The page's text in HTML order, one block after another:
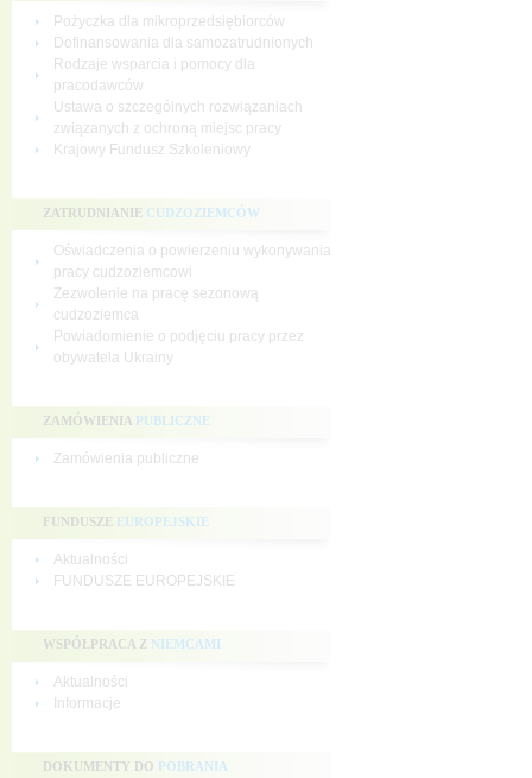
Pożyczka dla mikroprzedsiębiorców
Dofinansowania dla samozatrudnionych
Rodzaje wsparcia i pomocy dla
pracodawców
Ustawa o szczególnych rozwiązaniach
związanych z ochroną miejsc pracy
Krajowy Fundusz Szkoleniowy
ZATRUDNIANIE CUDZOZIEMCÓW
Oświadczenia o powierzeniu wykonywania
pracy cudzoziemcowi
Zezwolenie na pracę sezonową
cudzoziemca
Powiadomienie o podjęciu pracy przez
obywatela Ukrainy
ZAMÓWIENIA PUBLICZNE
Zamówienia publiczne
FUNDUSZE EUROPEJSKIE
Aktualności
FUNDUSZE EUROPEJSKIE
WSPÓŁPRACA Z NIEMCAMI
Aktualności
Informacje
DOKUMENTY DO POBRANIA